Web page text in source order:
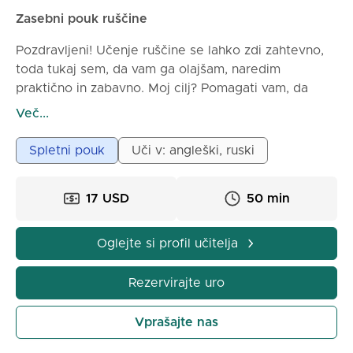
Zasebni pouk ruščine
Pozdravljeni! Učenje ruščine se lahko zdi zahtevno,
toda tukaj sem, da vam ga olajšam, naredim
praktično in zabavno. Moj cilj? Pomagati vam, da
boste samozavestno govorili rusko z družino,
lahko pričakujete: • Izkušnje: več kot 12 let
poučevanja ruščine kot maternega jezika z
• Poudarek na pogovorih: delali bomo na praktičnem
naravno povezovali
• Praktični pristop: Lekcije so oblikovane glede na
vaše potrebe in situacije, ki jih želite obvladati.
Sprehodimo se skupaj po korakih, da bo govorjenje
ruščine postalo naravno!
Več...
Spletni pouk Uči v: angleški, ruski
17 USD 50 min
Oglejte si profil učitelja
Rezervirajte uro
Vprašajte nas